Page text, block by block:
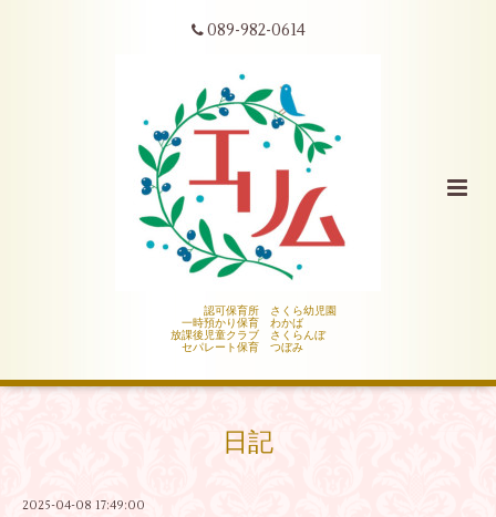
089-982-0614
認可保育所 さくら幼児園
一時預かり保育 わかば
放課後児童クラブ さくらんぼ
セパレート保育 つぼみ
日記
2025-04-08 17:49:00